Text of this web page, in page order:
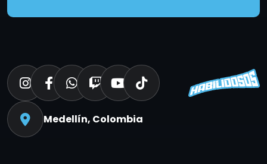
Medellín, Colombia